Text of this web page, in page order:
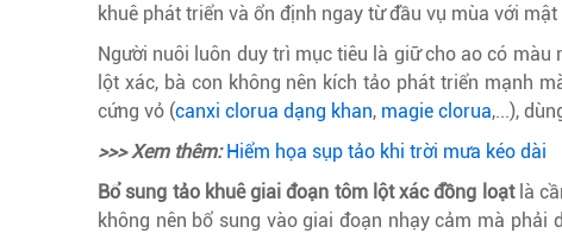
khuê phát triển và ổn định ngay từ đầu vụ mùa với
Người nuôi luôn duy trì mục tiêu là giữ cho ao có
lột xác, bà con không nên kích tảo phát triển mạnh
cứng vỏ (canxi clorua dạng khan, magie clorua,...),
>>> Xem thêm: Hiểm họa sụp tảo khi trời mưa kéo dài
Bổ sung tảo khuê giai đoạn tôm lột xác đồng loạtlà
không nên bổ sung vào giai đoạn nhạy cảm mà